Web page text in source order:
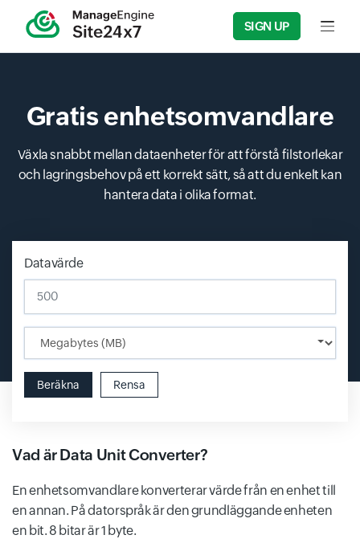
SIGN UP Input
Gratis enhetsomvandlare
Växla snabbt mellan dataenheter för att förstå filstorlekar
och lagringsbehov på ett korrekt sätt, så att du enkelt kan
hantera data i olika format.
Datavärde
Input field
Beräkna Rensa
Vad är Data Unit Converter?
En enhetsomvandlare konverterar värde från en enhet till
en annan. På datorspråk är den grundläggande enheten
en bit. 8 bitar är 1 byte.